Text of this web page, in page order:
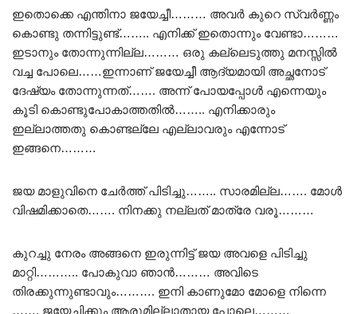
ഇതൊക്കെ എന്തിനാ ജയേച്ചീ……… അവർ കുറെ സ്വർണ്ണം
കൊണ്ടു തന്നിട്ടുണ്ട്…….. എനിക്ക് ഇതൊന്നും വേണ്ടാ………
ഇടാനും തോന്നുന്നില്ല……… ഒരു കല്ലെടുത്തു മനസ്സിൽ
വച്ച പോലെ……ഇന്നാണ് ജയേച്ചീ ആദ്യമായി അച്ഛനോട്
ദേഷ്യം തോന്നുന്നത്……. അന്ന് പോയപ്പോൾ എന്നെയും
കൂടി കൊണ്ടുപോകാത്തതിൽ…….. എനിക്കാരും
ഇല്ലാത്തതു കൊണ്ടല്ലേ എല്ലാവരും എന്നോട്
ഇങ്ങനെ………
ജയ മാളുവിനെ ചേർത്ത് പിടിച്ചു…….. സാരമില്ല……. മോൾ
വിഷമിക്കാതെ……. നിനക്കു നല്ലത് മാത്രേ വരൂ………
കുറച്ചു നേരം അങ്ങനെ ഇരുന്നിട്ട് ജയ അവളെ പിടിച്ചു
മാറ്റി……….. പോകുവാ ഞാൻ……… അവിടെ
തിരക്കുന്നുണ്ടാവും………. ഇനി കാണുമോ മോളെ നിന്നെ
……. ജയേച്ചിക്കും ആരുമില്ലാതായ പോലെ………